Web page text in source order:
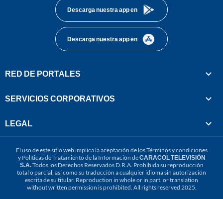
Descarga nuestra app en
Descarga nuestra app en
RED DE PORTALES
SERVICIOS CORPORATIVOS
LEGAL
El uso de este sitio web implica la aceptación de losTérminos y condiciones
y Políticas de Tratamiento de la Información deCARACOL TELEVISIÓN
S.A.Todos los Derechos Reservados D.R.A. Prohibida su reproducción
total o parcial, así como su traducción a cualquier idioma sin autorización
escrita de su titular. Reproduction in whole or in part, or translation
without written permission is prohibited. All rights reserved 2025.